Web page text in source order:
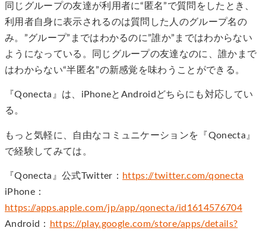
同じグループの友達が利用者に“匿名”で質問をしたとき、
利用者自身に表示されるのは質問した人のグループ名の
み。”グループ”まではわかるのに”誰か”まではわからない
ようになっている。同じグループの友達なのに、誰かまで
はわからない“半匿名”の新感覚を味わうことができる。
『Qonecta』は、iPhoneとAndroidどちらにも対応してい
る。
もっと気軽に、自由なコミュニケーションを『Qonecta』
で経験してみては。
『Qonecta』公式Twitter： https://twitter.com/qonecta
iPhone：
https://apps.apple.com/jp/app/qonecta/id1614576704
Android：
https://play.google.com/store/apps/details?